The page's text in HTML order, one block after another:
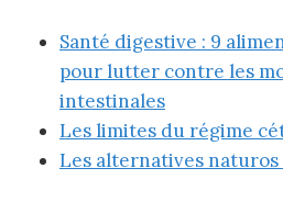
Santé digestive : 9
pour lutter contre les
intestinales
Les limites du régime
Les alternatives